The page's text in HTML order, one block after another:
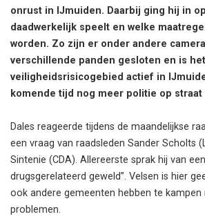
onrust in IJmuiden. Daarbij ging hij in
daadwerkelijk speelt en welke
worden. Zo zijn er onder andere
verschillende panden gesloten en is het
veiligheidsrisicogebied actief in
komende tijd nog meer politie op
Dales reageerde tijdens de maandelijkse
een vraag van raadsleden Sander Scholts
Sintenie (CDA). Allereerste sprak hij van
drugsgerelateerd geweld”. Velsen is hier
ook andere gemeenten hebben te kampen
problemen.